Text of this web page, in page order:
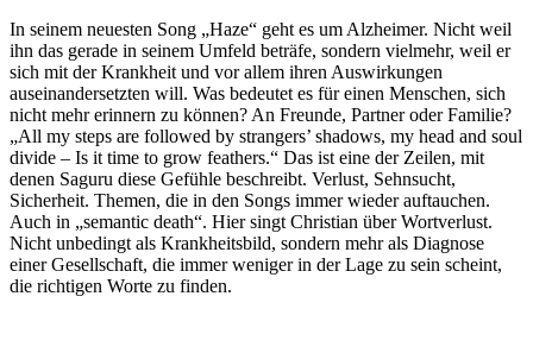
In seinem neuesten Song „Haze“ geht es um Alzheimer. Nicht weil
ihn das gerade in seinem Umfeld beträfe, sondern vielmehr, weil er
sich mit der Krankheit und vor allem ihren Auswirkungen
auseinandersetzten will. Was bedeutet es für einen Menschen, sich
nicht mehr erinnern zu können? An Freunde, Partner oder Familie?
„All my steps are followed by strangers’ shadows, my head and soul
divide – Is it time to grow feathers.“ Das ist eine der Zeilen, mit
denen Saguru diese Gefühle beschreibt. Verlust, Sehnsucht,
Sicherheit. Themen, die in den Songs immer wieder auftauchen.
Auch in „semantic death“. Hier singt Christian über Wortverlust.
Nicht unbedingt als Krankheitsbild, sondern mehr als Diagnose
einer Gesellschaft, die immer weniger in der Lage zu sein scheint,
die richtigen Worte zu finden.